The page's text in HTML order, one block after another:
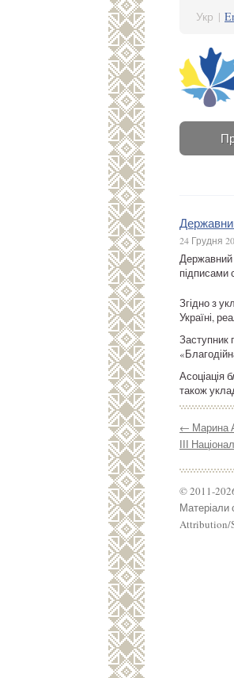
Укр |
24 Грудня
Державний
підписами
Згідно з
Україні,
Заступник
Асоціація
також
← Марина
ІІІ
© 2011-
Матеріали
Attribution/